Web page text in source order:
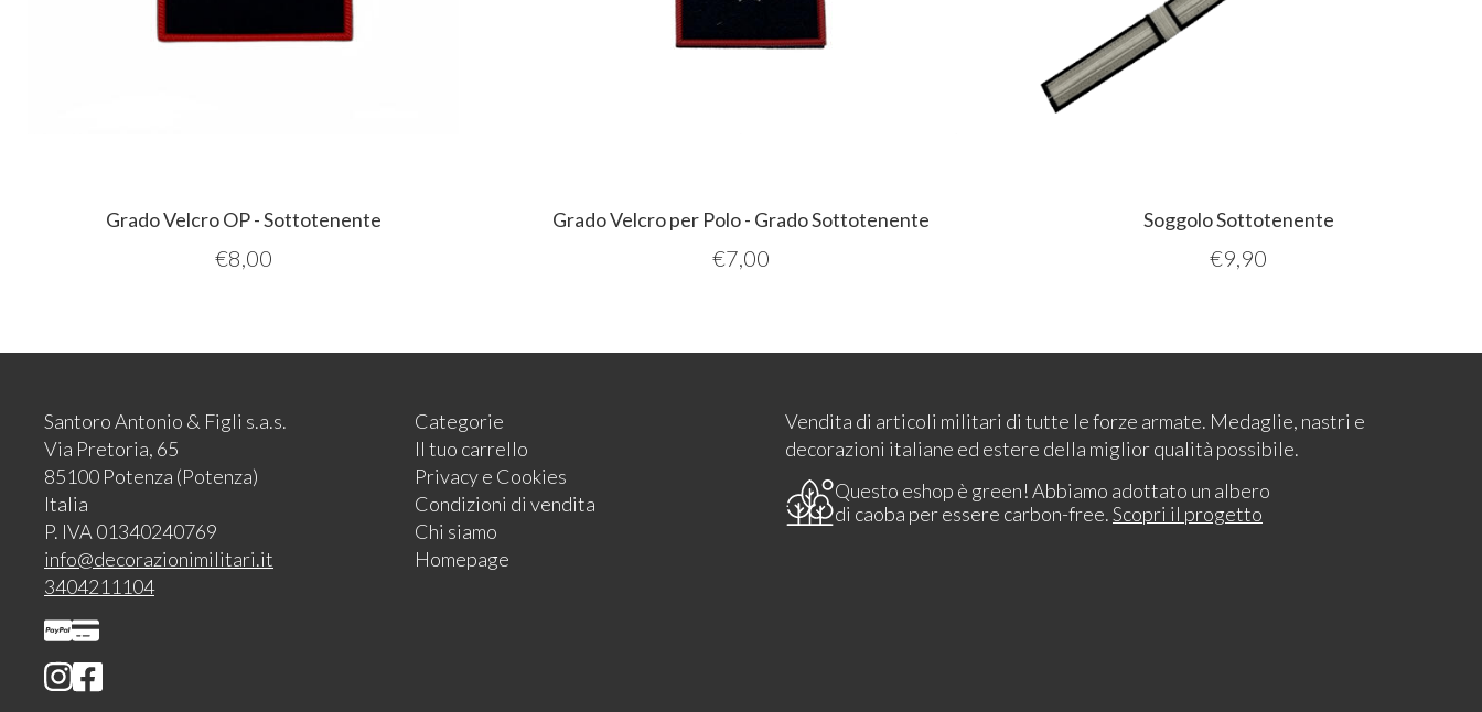
Grado Velcro OP - Sottotenente
€8,00
Grado Velcro per Polo - Grado Sottotenente
€7,00
Soggolo Sottotenente
€9,90
Santoro Antonio & Figli s.a.s.
Via Pretoria, 65
85100 Potenza (Potenza)
Italia
P. IVA 01340240769
info@decorazionimilitari.it
3404211104
Categorie
Il tuo carrello
Privacy e Cookies
Condizioni di vendita
Chi siamo
Homepage
Vendita di articoli militari di tutte le forze armate. Medaglie, nastri e
decorazioni italiane ed estere della miglior qualità possibile.
Questo eshop è green! Abbiamo adottato un albero
di caoba per essere carbon-free.Scopri il progetto